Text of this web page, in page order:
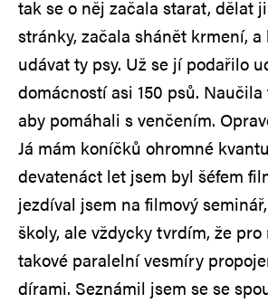
tak se o něj začala starat, dělat
stránky, začala shánět krmení, a
udávat ty psy. Už se jí podařilo
domácností asi 150 psů.
aby pomáhali s venčením.
Já mám koníčků ohromné
devatenáct let jsem byl šéfem
jezdíval jsem na filmový
školy, ale vždycky tvrdím, že pro
takové paralelní vesmíry
dírami. Seznámil jsem se se